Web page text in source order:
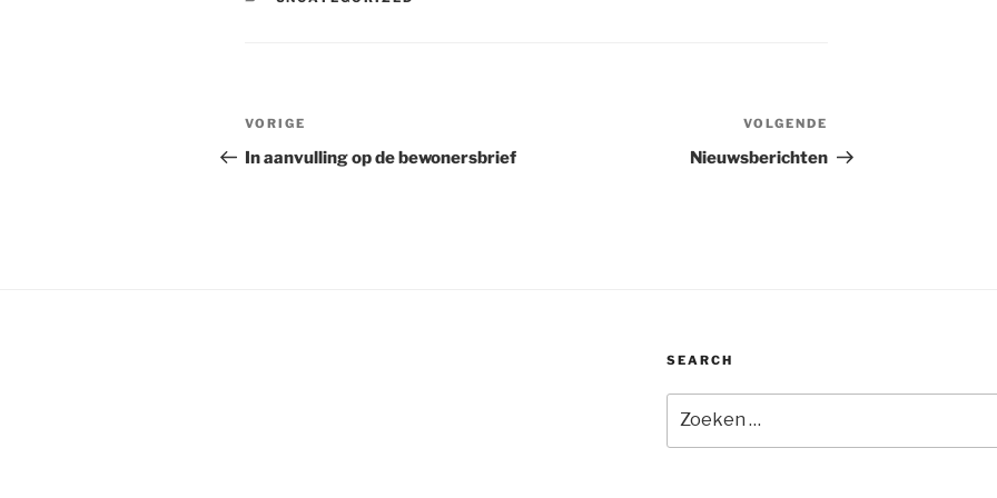
Bericht
navigatie
Vorig
bericht
VORIGE
In aanvulling op de bewonersbrief
bericht
VOLGENDE
Nieuwsberichten
SEARCH
naar: